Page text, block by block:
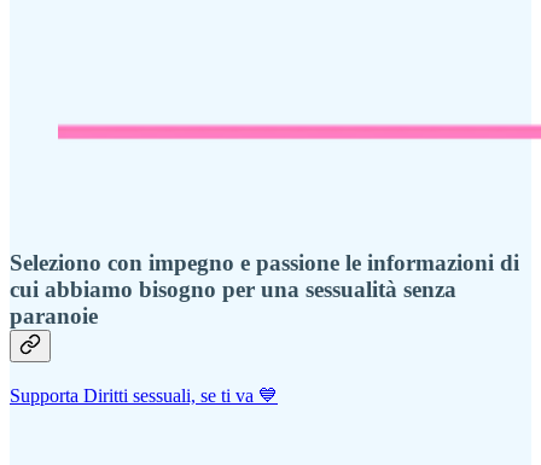
Seleziono con impegno e passione le informazioni di
cui abbiamo bisogno per una sessualità senza
paranoie
Supporta Diritti sessuali, se ti va 💙